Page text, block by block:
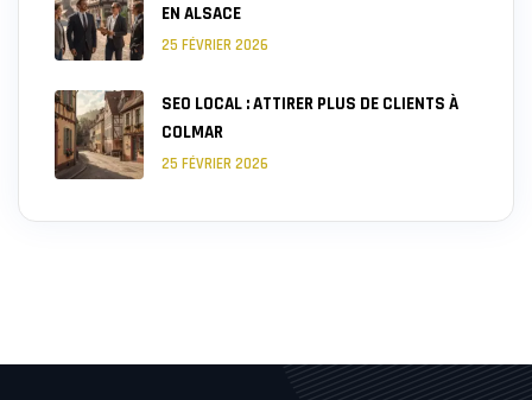
EN ALSACE
25 FÉVRIER 2026
SEO LOCAL : ATTIRER PLUS DE CLIENTS À
COLMAR
25 FÉVRIER 2026